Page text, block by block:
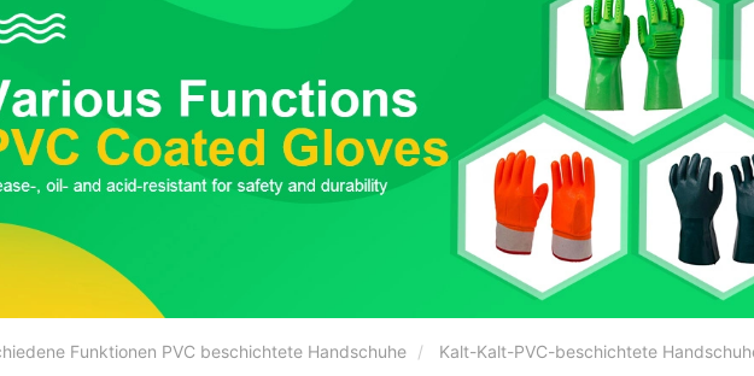
Funktionen PVC beschichtete Handschuhe Kalt-Kalt-PVC-beschichtete